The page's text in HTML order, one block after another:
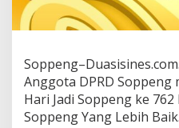
Anggota DPRD Soppeng
Hari Jadi Soppeng ke
Soppeng Yang Lebih Baik.